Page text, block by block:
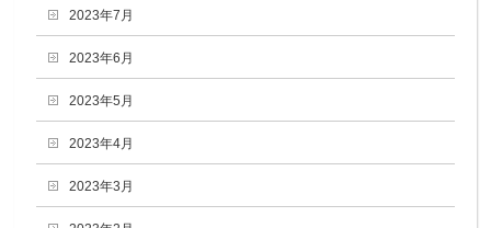
2023年7月
2023年6月
2023年5月
2023年4月
2023年3月